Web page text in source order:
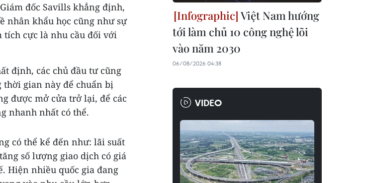
đốc Savills khẳng định,
nhân khẩu học cũng như sự
tích cực là nhu cầu đối với
định, các chủ đầu tư cũng
gian này để chuẩn bị
được mở cửa trở lại, để các
nhanh nhất có thể.
có thể kể đến như: lãi suất
số lượng giao dịch có giá
Hiện nhiều quốc gia đang
Việt Nam hướng
tới làm chủ 10 công nghệ lõi
vào năm 2030
06/08/2026 04:38
VIDEO